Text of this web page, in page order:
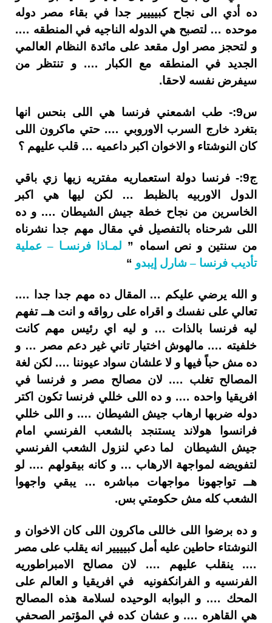
ده أدي الى نجاح كبيييير جدا في بقاء مصر دوله
موحده … لتصبح هي الدوله الناجيه في المنطقه ….
و لتحجز مصر اول مقعد على مائدة النظام العالمي
الجديد في المنطقه مع الكبار …. و تنتظر من
سيفرض نفسه لاحقا.
س9:- طب اشمعني فرنسا هي اللى بنحس انها
بتغرد خارج السرب الاوروبي …. حتي ماكرون اللى
كان النوشتاء و الاخوان اكبر داعميه … قلب عليهم ؟
ج9:- فرنسا دولة استعماريه مفتريه زيها زي باقي
الدول الاوربيه بالظبط … لكن ليها هي اكبر
الخاسرين من نجاح خطة جيش الشيطان …. و ده
اللى شرحناه بالتفصيل في مقال مهم جدا نشرناه
من سنتين و نص اسماه ” لمـاذا فرنسـا – عملية
تأديب فرنسا – شارل إيبدو “
و الله يرضي عليكم … المقال ده مهم جدا جدا ….
تعالي على نفسك و اقراه على رواقه و انت هــ تفهم
ليه فرنسا بالذات … و ليه اي رئيس مهم كانت
خلفيته …. مالهوش اختيار تاني غير دعم مصر … و
ده مش حباً فيها و لا علشان سواد عيوننا …. لكن لغة
المصالح تغلب …. لان مصالح مصر و فرنسا في
افريقيا واحده …. و ده اللى خللي فرنسا تكون اكتر
دوله ضربها ارهاب جيش الشيطان …. و اللى خللي
فرانسوا هولاند يستنجد بالشعب الفرنسي امام
جيش الشيطان لما دعي لنزول الشعب الفرنسي
لتفويضه لمواجهة الارهاب … و كانه بيقولهم …. لو
هــ تواجهونا مواجهات مباشره … يبقي واجهوا
الشعب كله مش حكومتي بس.
و ده برضوا اللى خاللى ماكرون اللى كان الاخوان و
النوشتاء حاطين عليه أمل كبيييير انه يقلب على مصر
…. ينقلب عليهم …. لان مصالح الامبراطوريه
الفرنسيه و الفرانكفونيه في افريقيا و العالم على
المحك …. و البوابه الوحيده لسلامة هذه المصالح
هي القاهره …. و عشان كده في المؤتمر الصحفي